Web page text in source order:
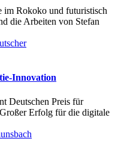
Rokoko und futuristisch
die Arbeiten von Stefan
Innovation
Deutschen Preis für
Erfolg für die digitale